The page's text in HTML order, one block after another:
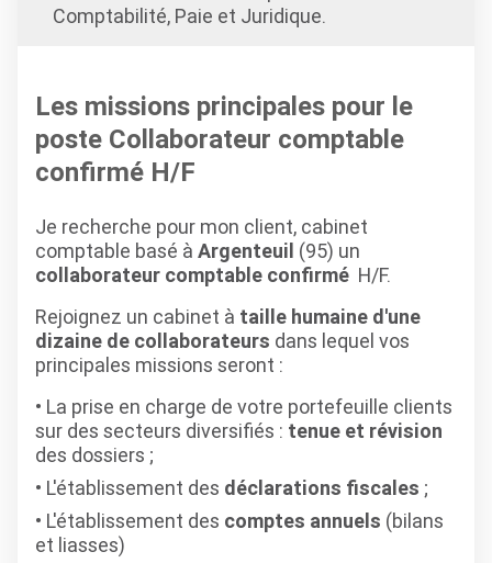
Comptabilité, Paie et Juridique.
Les missions principales pour le
poste Collaborateur comptable
confirmé H/F
Je recherche pour mon client, cabinet
comptable basé à Argenteuil (95) un
collaborateur comptable confirmé H/F.
Rejoignez un cabinet à taille humaine d'une
dizaine de collaborateurs dans lequel vos
principales missions seront :
La prise en charge de votre portefeuille clients
sur des secteurs diversifiés : tenue et révision
des dossiers ;
L'établissement des déclarations fiscales ;
L'établissement des comptes annuels (bilans
et liasses)